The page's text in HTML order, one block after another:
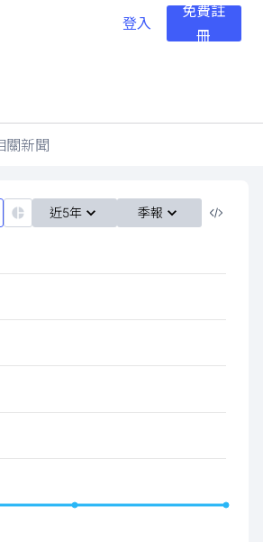
登入
免費註
冊
關新聞
近5年 季報